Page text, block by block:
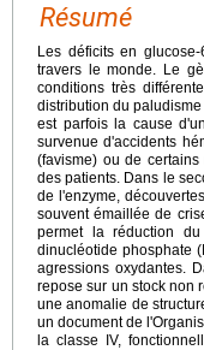
Résumé
Les déficits en
travers le monde. Le
conditions très
distribution du
est parfois la cause
survenue d'accidents
(favisme) ou de
des patients. Dans le
de l'enzyme,
souvent émaillée de
permet la réduction du
dinucléotide phosphate
agressions oxydantes.
repose sur un stock non
une anomalie de
un document de
la classe IV,